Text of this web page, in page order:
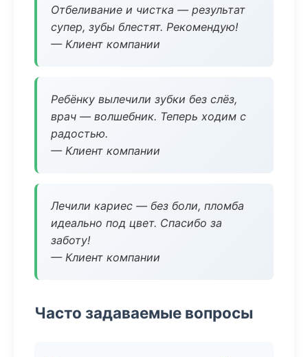
Отбеливание и чистка — результат
супер, зубы блестят. Рекомендую!
— Клиент компании
Ребёнку вылечили зубки без слёз,
врач — волшебник. Теперь ходим с
радостью.
— Клиент компании
Лечили кариес — без боли, пломба
идеально под цвет. Спасибо за
заботу!
— Клиент компании
Часто задаваемые вопросы